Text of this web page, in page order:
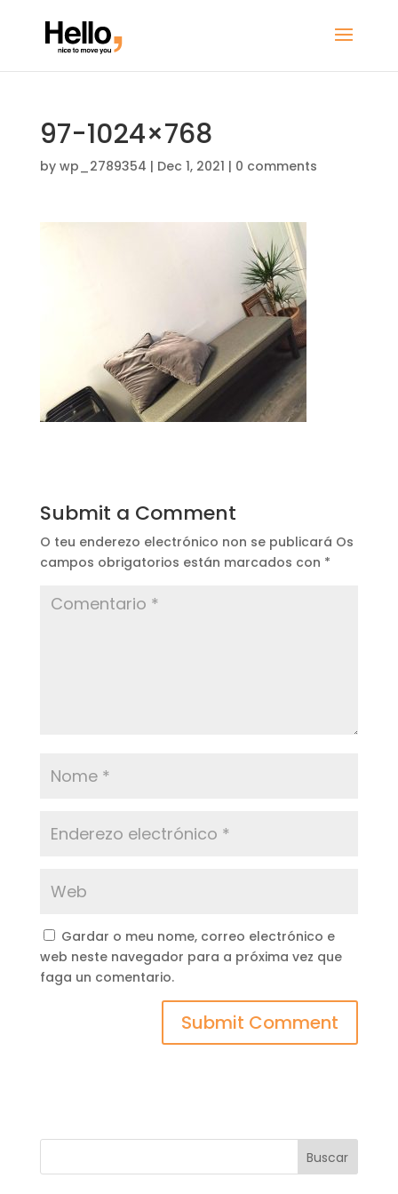
97-1024×768
by wp_2789354 | Dec 1, 2021 | 0 comments
Submit a Comment
O teu enderezo electrónico non se publicará Os
campos obrigatorios están marcados con *
Gardar o meu nome, correo electrónico e
web neste navegador para a próxima vez que
faga un comentario.